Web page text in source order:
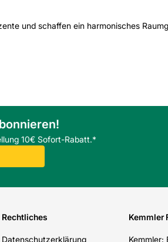
und schaffen ein harmonisches
10€ Sofort-Rabatt.*
Rechtliches
Datenschutzerklärung
Kemmler
Kemmler: